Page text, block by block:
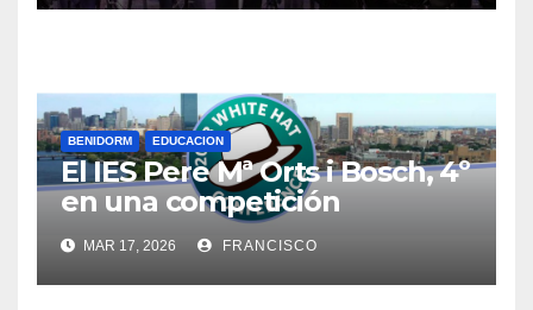
de Benidorm
BENIDORM EDUCACION
El IES Pere Mª Orts i Bosch, 4º
en una competición
internacional sobre
investigación de delitos
cibernéticos
MAR 17, 2026 FRANCISCO